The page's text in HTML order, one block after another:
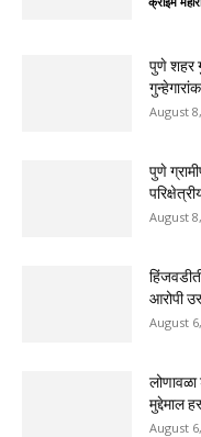
पुणे शहर
August
पुणे
August
आरोपी
August
लोणावळा
मुद्देमाल
August